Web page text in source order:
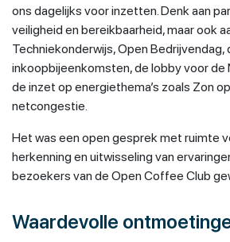
ons dagelijks voor inzetten. Denk aan
veiligheid en bereikbaarheid, maar ook
Techniekonderwijs, Open Bedrijvendag,
inkoopbijeenkomsten, de lobby voor de
de inzet op energiethema’s zoals Zon
netcongestie.
Het was een open gesprek met ruimte
herkenning en uitwisseling van
bezoekers van de Open Coffee Club
Waardevolle